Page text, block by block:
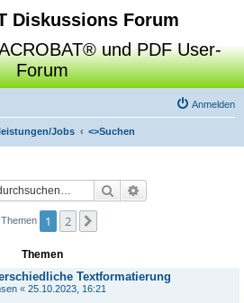
Diskussions Forum
und PDF User-
Forum
Anmelden
Jobs <>Suchen
Suche
1 2
Themen
Textformatierung
« 25.10.2023, 16:21